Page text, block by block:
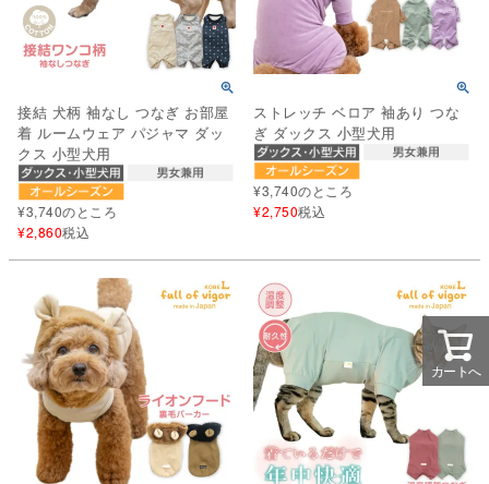
接結 犬柄 袖なし つなぎ お部屋
着 ルームウェア パジャマ ダッ
クス 小型犬用
¥3,740のところ
¥2,860税込
ストレッチ ベロア 袖あり つな
ぎ ダックス 小型犬用
¥3,740のところ
¥2,750税込
カートへ